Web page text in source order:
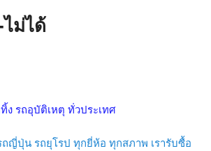
ม่ได้
ง รถอุบัติเหตุ ทั่วประเทศ
ถญี่ปุ่น รถยุโรป ทุกยี่ห้อ ทุกสภาพ เรารับซื้อ